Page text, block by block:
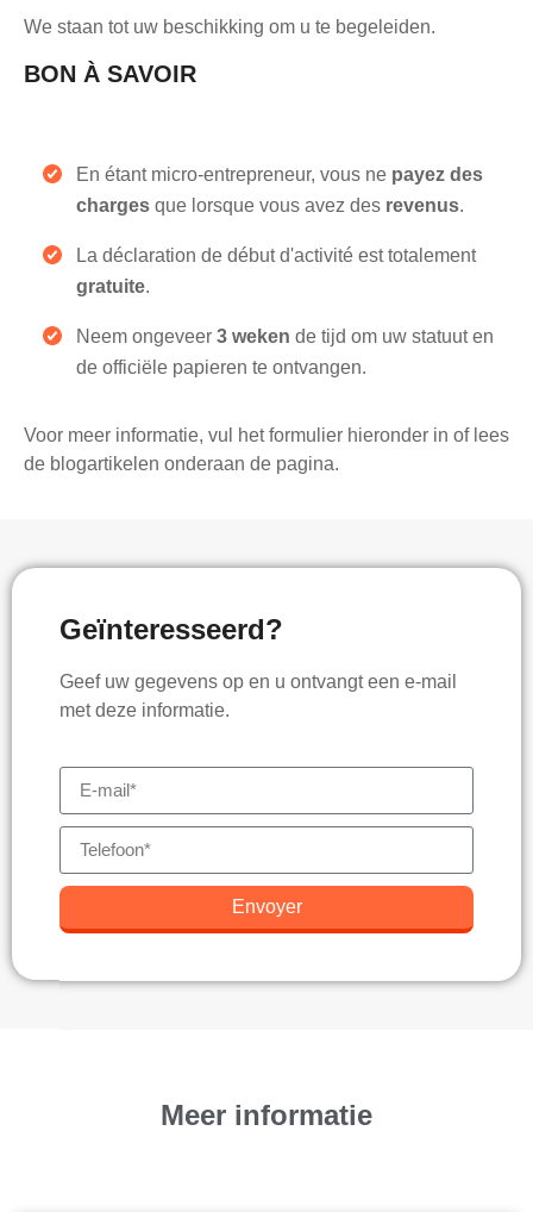
We staan tot uw beschikking om u te begeleiden.
BON À SAVOIR
En étant micro-entrepreneur, vous ne payez des
charges que lorsque vous avez des revenus.
La déclaration de début d'activité est totalement
gratuite.
Neem ongeveer 3 weken de tijd om uw statuut en
de officiële papieren te ontvangen.
Voor meer informatie, vul het formulier hieronder in of lees
de blogartikelen onderaan de pagina.
Geïnteresseerd?
Geef uw gegevens op en u ontvangt een e-mail
met deze informatie.
Envoyer
Meer informatie